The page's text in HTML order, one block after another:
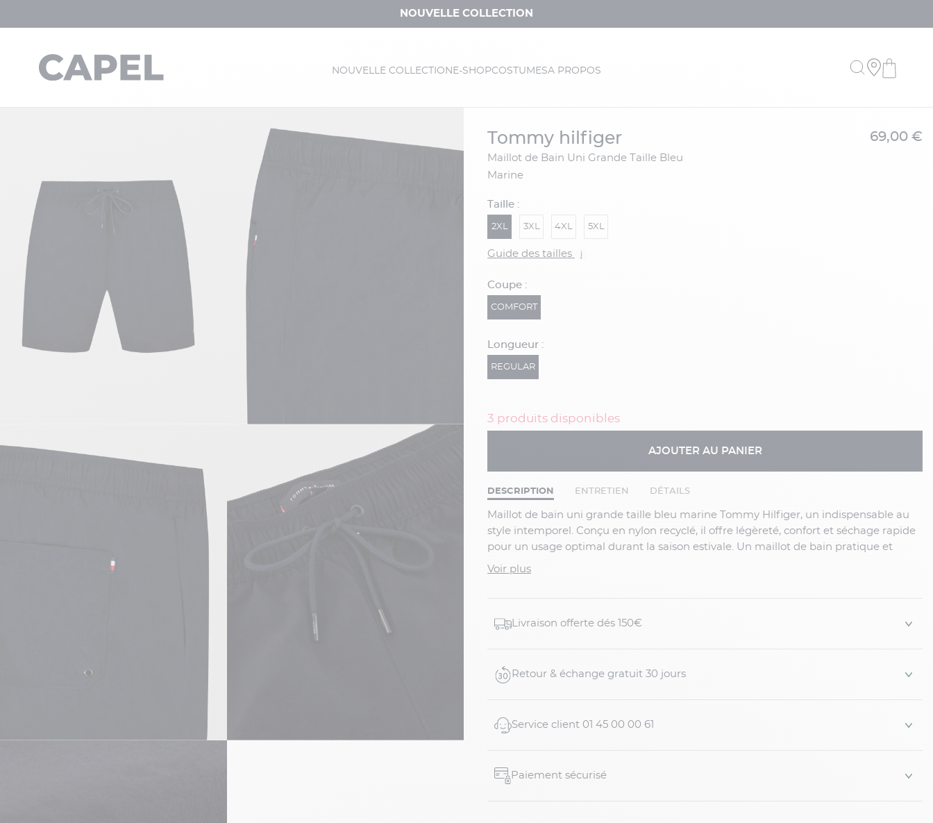
NOUVELLE COLLECTION
NOUVELLE COLLECTION E-SHOPCOSTUMESA PROPOS
tommy hilfiger
Maillot de Bain Uni Grande Taille Bleu
Marine
69,00 €
Taille :
2XL 3XL 4XL 5XL
Guide des tailles i
Coupe :
COMFORT
Longueur :
REGULAR
3 produits disponibles
AJOUTER AU PANIER
DESCRIPTION ENTRETIEN DÉTAILS
Maillot de bain uni grande taille bleu marine Tommy Hilfiger, un indispensable au
style intemporel. Conçu en nylon recyclé, il offre légèreté, confort et séchage rapide
pour un usage optimal durant la saison estivale. Un maillot de bain pratique et
élégant, idéal pour profiter de la plage ou de la piscine avec style et aisance.
Maillot de bain homme grande taille
Voir plus
Livraison offerte dés 150€
Retour & échange gratuit 30 jours
Service client 01 45 00 00 61
Paiement sécurisé